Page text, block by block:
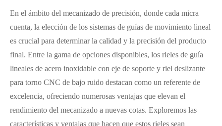
En el ámbito del mecanizado de precisión, donde cada micra
cuenta, la elección de los sistemas de guías de movimiento lineal
es crucial para determinar la calidad y la precisión del producto
final. Entre la gama de opciones disponibles, los rieles de guía
lineales de acero inoxidable con eje de soporte y riel deslizante
para torno CNC de bajo ruido destacan como un referente de
excelencia, ofreciendo numerosas ventajas que elevan el
rendimiento del mecanizado a nuevas cotas. Exploremos las
características y ventajas que hacen que estos rieles sean